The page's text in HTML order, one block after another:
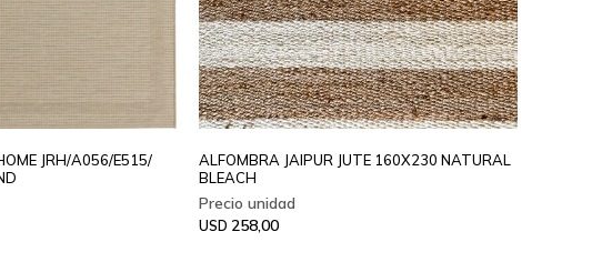
JRH/A056/E515/
ALFOMBRA JAIPUR JUTE 160X230 NATURAL
BLEACH
USD 258,00